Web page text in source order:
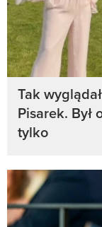
Tak
Pisarek.
tylko